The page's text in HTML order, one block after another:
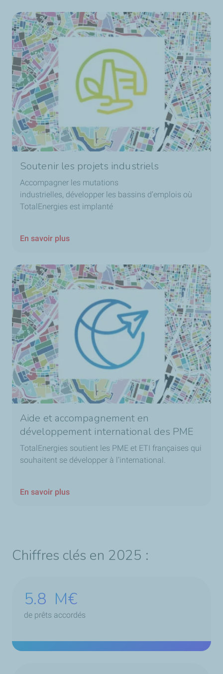
Soutenir les projets industriels
Accompagner les mutations
industrielles, développer les bassins d’emplois où
TotalEnergies est implanté
En savoir plus
Aide et accompagnement en
développement international des PME
TotalEnergies soutient les PME et ETI françaises qui
souhaitent se développer à l’international.
En savoir plus
Chiffres clés en 2025 :
5.8 M€
de prêts accordés